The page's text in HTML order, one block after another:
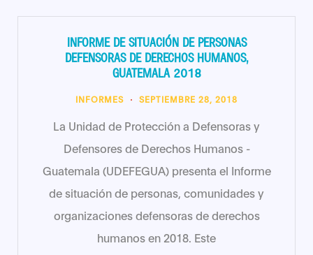
INFORME DE SITUACIÓN DE PERSONAS
DEFENSORAS DE DERECHOS HUMANOS,
GUATEMALA 2018
INFORMES SEPTIEMBRE 28, 2018
La Unidad de Protección a Defensoras y
Defensores de Derechos Humanos -
Guatemala (UDEFEGUA) presenta el Informe
de situación de personas, comunidades y
organizaciones defensoras de derechos
humanos en 2018. Este